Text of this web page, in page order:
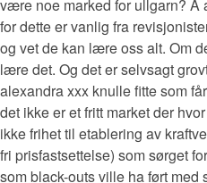
være noe marked for ullgarn? Å
for dette er vanlig fra
og vet de kan lære oss alt. Om
lære det. Og det er selvsagt
alexandra xxx knulle fitte som
det ikke er et fritt market der
ikke frihet til etablering av
fri prisfastsettelse) som sørget
som black-outs ville ha ført med